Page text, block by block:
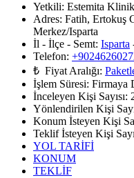
Yetkili: Estemita
Adres: Fatih, Ertokuş
Merkez/Isparta
İl - İlçe - Semt: Isparta
Telefon:
₺ Fiyat Aralığı:
İşlem Süresi: Firmaya
İnceleyen Kişi Sayısı:
Yönlendirilen Kişi
Konum İsteyen Kişi
Teklif İsteyen Kişi
YOL TARİFİ
KONUM
TEKLİF